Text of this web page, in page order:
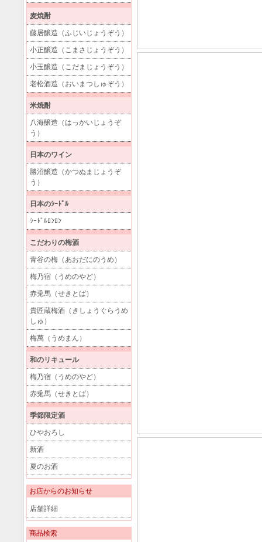
麦焼酎
藤居醸造（ふじいじょうぞう）
小正醸造（こまさじょうぞう）
小玉醸造（こだまじょうぞう）
老松酒造（おいまつしゅぞう）
米焼酎
八海醸造（はっかいじょうぞ
う）
日本のワイン
勝沼醸造（かつぬまじょうぞ
う）
日本のｼｰﾄﾞﾙ
ｼｰﾄﾞﾙﾛﾝﾛﾝ
こだわりの梅酒
青谷の梅（あおだにのうめ）
梅乃宿（うめのやど）
赤兎馬（せきとば）
貴匠蔵梅酒（きしょうぐらうめ
しゅ）
梅萬（うめまん）
和のリキュール
梅乃宿（うめのやど）
赤兎馬（せきとば）
季節限定酒
ひやおろし
新酒
夏のお酒
お店からのお知らせ
店舗詳細
商品検索